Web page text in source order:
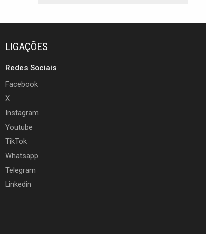
LIGAÇÕES
Redes Sociais
Facebook
X
Instagram
Youtube
TikTok
Whatsapp
Telegram
Linkedin